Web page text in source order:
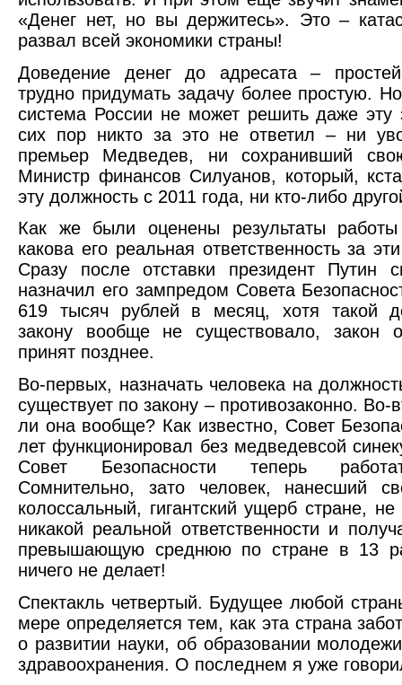
«Денег нет, но вы держитесь». Это –
развал всей экономики страны!
Доведение денег до адресата –
трудно придумать задачу более простую.
система России не может решить даже эту
сих пор никто за это не ответил – ни
премьер Медведев, ни сохранивший
Министр финансов Силуанов, который,
эту должность с 2011 года, ни кто-либо
Как же были оценены результаты
какова его реальная ответственность за
Сразу после отставки президент Путин
назначил его зампредом Совета
619 тысяч рублей в месяц, хотя такой
закону вообще не существовало, закон
принят позднее.
Во-первых, назначать человека на
существует по закону – противозаконно. Во-
ли она вообще? Как известно, Совет
лет функционировал без медведевсой
Совет Безопасности теперь
Сомнительно, зато человек, нанесший
колоссальный, гигантский ущерб стране,
никакой реальной ответственности и
превышающую среднюю по стране в 13
ничего не делает!
Спектакль четвертый. Будущее любой
мере определяется тем, как эта страна
о развитии науки, об образовании
здравоохранения. О последнем я уже